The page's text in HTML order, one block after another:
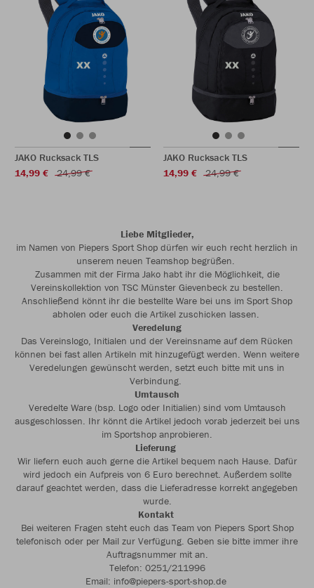
JAKO Rucksack TLS
14,99 €
24,99 €
JAKO Rucksack TLS
14,99 €
24,99 €
Liebe Mitglieder,
im Namen von Piepers Sport Shop dürfen wir euch recht herzlich in
unserem neuen Teamshop begrüßen.
Zusammen mit der Firma Jako habt ihr die Möglichkeit, die
Vereinskollektion von TSC Münster Gievenbeck zu bestellen.
Anschließend könnt ihr die bestellte Ware bei uns im Sport Shop
abholen oder euch die Artikel zuschicken lassen.
Veredelung
Das Vereinslogo, Initialen und der Vereinsname auf dem Rücken
können bei fast allen Artikeln mit hinzugefügt werden. Wenn weitere
Veredelungen gewünscht werden, setzt euch bitte mit uns in
Verbindung.
Umtausch
Veredelte Ware (bsp. Logo oder Initialien) sind vom Umtausch
ausgeschlossen. Ihr könnt die Artikel jedoch vorab jederzeit bei uns
im Sportshop anprobieren.
Lieferung
Wir liefern euch auch gerne die Artikel bequem nach Hause. Dafür
wird jedoch ein Aufpreis von 6 Euro berechnet. Außerdem sollte
darauf geachtet werden, dass die Lieferadresse korrekt angegeben
wurde.
Kontakt
Bei weiteren Fragen steht euch das Team von Piepers Sport Shop
telefonisch oder per Mail zur Verfügung. Geben sie bitte immer ihre
Auftragsnummer mit an.
Telefon: 0251/211996
Email: info@piepers-sport-shop.de